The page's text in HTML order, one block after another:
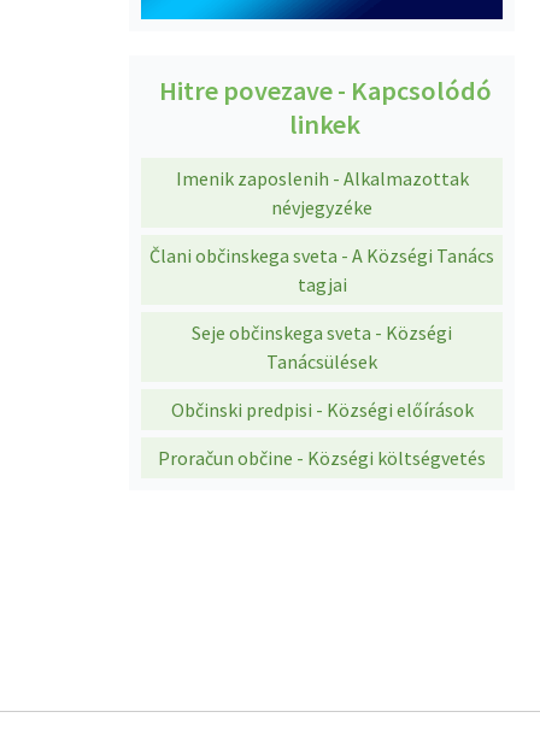
Hitre povezave - Kapcsolódó
linkek
Imenik zaposlenih - Alkalmazottak
névjegyzéke
Člani občinskega sveta - A Községi Tanács
tagjai
Seje občinskega sveta - Községi
Tanácsülések
Občinski predpisi - Községi előírások
Proračun občine - Községi költségvetés